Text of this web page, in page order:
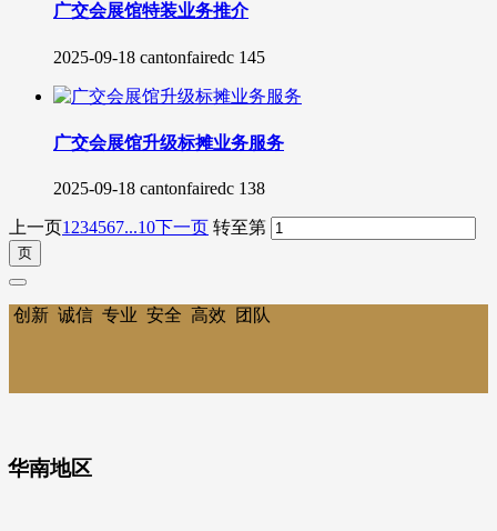
广交会展馆特装业务推介
2025-09-18 cantonfairedc 145
广交会展馆升级标摊业务服务
2025-09-18 cantonfairedc 138
上一页1 234567...10下一页 转至第
创新 诚信 专业 安全 高效 团队
华南地区